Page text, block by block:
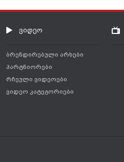
ვიდეო
ბრენდირებული არხები
პარტნიორები
რჩეული ვიდეოები
ვიდეო კატეგორიები